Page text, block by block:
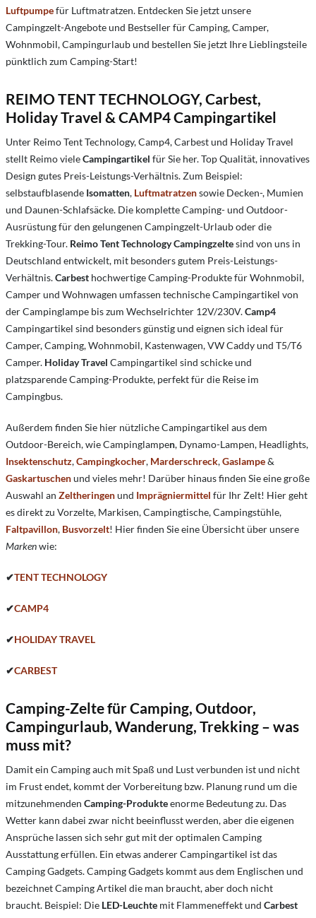
Luftpumpefür Luftmatratzen. Entdecken Sie jetzt unsere
Campingzelt-Angebote und Bestseller für Camping, Camper,
Wohnmobil, Campingurlaub und bestellen Sie jetzt Ihre Lieblingsteile
pünktlich zum Camping-Start!
REIMO TENT TECHNOLOGY, Carbest,
Holiday Travel & CAMP4 Campingartikel
Unter Reimo Tent Technology, Camp4, Carbest und Holiday Travel
stellt Reimo vieleCampingartikel für Sie her. Top Qualität, innovatives
Design gutes Preis-Leistungs-Verhältnis. Zum Beispiel:
selbstaufblasende Isomatten, Luftmatratzensowie Decken-, Mumien
und Daunen-Schlafsäcke. Die komplette Camping- und Outdoor-
Ausrüstung für den gelungenen Campingzelt-Urlaub oder die
Trekking-Tour. Reimo Tent Technology Campingzeltesind von uns in
Deutschland entwickelt, mit besonders gutem Preis-Leistungs-
Verhältnis.Carbest hochwertige Camping-Produkte für Wohnmobil,
Camper und Wohnwagen umfassen technische Campingartikel von
der Campinglampe bis zum Wechselrichter 12V/230V.Camp4
Campingartikel sind besonders günstig und eignen sich ideal für
Camper, Camping, Wohnmobil, Kastenwagen, VW Caddy und T5/T6
Camper. Holiday Travel Campingartikel sind schicke und
platzsparende Camping-Produkte, perfekt für die Reise im
Campingbus.
Außerdem finden Sie hier nützliche Campingartikel aus dem
Outdoor-Bereich, wie Campinglampen, Dynamo-Lampen, Headlights,
Insektenschutz,Campingkocher, Marderschreck,Gaslampe&
Gaskartuschenund vieles mehr! Darüber hinaus finden Sie eine große
Auswahl an Zeltheringenund Imprägniermittel für Ihr Zelt! Hier geht
es direkt zu Vorzelte, Markisen, Campingtische, Campingstühle,
Faltpavillon, Busvorzelt! Hier finden Sie eine Übersicht über unsere
Markenwie:
✔TENT TECHNOLOGY
✔CAMP4
✔HOLIDAY TRAVEL
✔CARBEST
Camping-Zelte für Camping, Outdoor,
Campingurlaub, Wanderung, Trekking – was
muss mit?
Damit ein Camping auch mit Spaß und Lust verbunden ist und nicht
im Frust endet, kommt der Vorbereitung bzw. Planung rund um die
mitzunehmenden Camping-Produkteenorme Bedeutung zu. Das
Wetter kann dabei zwar nicht beeinflusst werden, aber die eigenen
Ansprüche lassen sich sehr gut mit der optimalen Camping
Ausstattung erfüllen. Ein etwas anderer Campingartikel ist das
Camping Gadgets. Camping Gadgets kommt aus dem Englischen und
bezeichnet Camping Artikel die man braucht, aber doch nicht
braucht. Beispiel: Die LED-Leuchte mit Flammeneffekt und Carbest